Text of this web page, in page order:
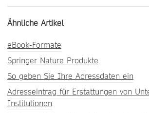
Ähnliche Artikel
eBook-Formate
Springer Nature Produkte
So geben Sie Ihre Adressdaten ein
Adresseintrag für Erstattungen von
Institutionen